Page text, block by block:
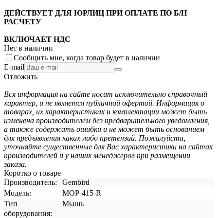
ДЕЙСТВУЕТ ДЛЯ ЮРЛИЦ ПРИ ОПЛАТЕ ПО Б/Н
РАСЧЕТУ
ВКЛЮЧАЕТ НДС
Нет в наличии
Сообщить мне, когда товар будет в наличии
E-mail
Отложить
Вся информация на сайте носит исключительно справочный
характер, и не является публичной офертой. Информация о
товарах, их характеристиках и комплектации может быть
изменена производителем без предварительного уведомления,
а также содержать ошибки и не может быть основанием
для предъявления каких-либо претензий. Пожалуйста,
уточняйте существенные для Вас характеристики на сайтах
производителей и у наших менеджеров при размещении
заказа.
Коротко о товаре
Производитель:
Gembird
Модель:
MOP-415-R
Тип
оборудования:
Мышь